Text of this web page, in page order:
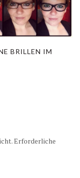
BRILLEN IM
Erforderliche